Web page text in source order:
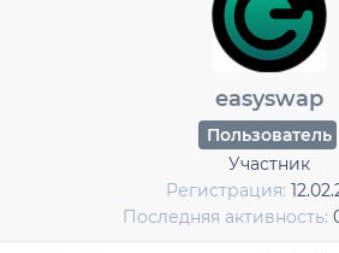
easyswap
Пользователь
Участник
Регистрация
Последняя активность